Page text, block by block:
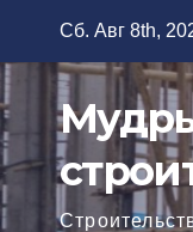
содержимому
Сб. Авг 8th,